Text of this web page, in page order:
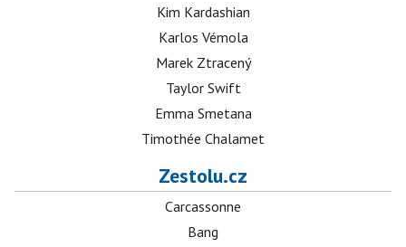
Kim Kardashian
Karlos Vémola
Marek Ztracený
Taylor Swift
Emma Smetana
Timothée Chalamet
Zestolu.cz
Carcassonne
Bang